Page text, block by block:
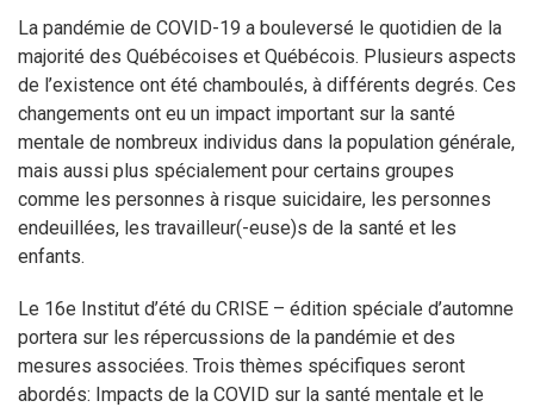
La pandémie de COVID-19 a bouleversé le quotidien de la
majorité des Québécoises et Québécois. Plusieurs aspects
de l’existence ont été chamboulés, à différents degrés. Ces
changements ont eu un impact important sur la santé
mentale de nombreux individus dans la population générale,
mais aussi plus spécialement pour certains groupes
comme les personnes à risque suicidaire, les personnes
endeuillées, les travailleur(-euse)s de la santé et les
enfants.
Le 16e Institut d’été du CRISE – édition spéciale d’automne
portera sur les répercussions de la pandémie et des
mesures associées. Trois thèmes spécifiques seront
abordés: Impacts de la COVID sur la santé mentale et le